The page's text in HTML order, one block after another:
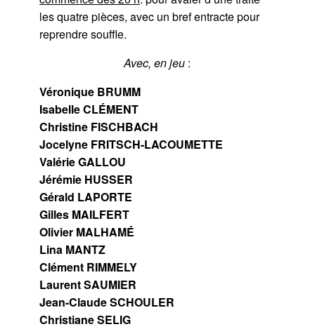
les quatre pièces, avec un bref entracte pour
reprendre souffle.
Avec, en jeu :
Véronique BRUMM
Isabelle CLÉMENT
Christine FISCHBACH
Jocelyne FRITSCH-LACOUMETTE
Valérie GALLOU
Jérémie HUSSER
Gérald LAPORTE
Gilles MAILFERT
Olivier MALHAMÉ
Lina MANTZ
Clément RIMMELY
Laurent SAUMIER
Jean-Claude SCHOULER
Christiane SELIG